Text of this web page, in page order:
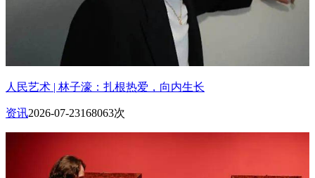
人民艺术 | 林子濠：扎根热爱，向内生长
资讯2026-07-23168063次